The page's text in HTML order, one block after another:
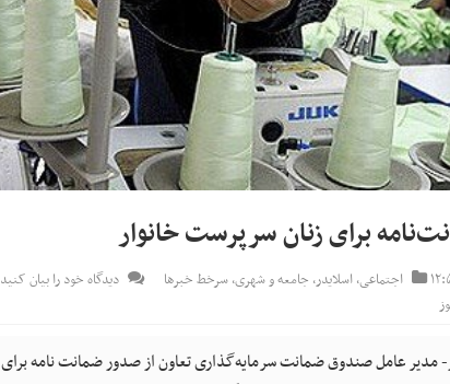
برای زنان سرپرست خانوار
اجتماعی,اسلایدر, جامعه و شهری,سرخط خبرها
دیدگاه خود را بیان کنید